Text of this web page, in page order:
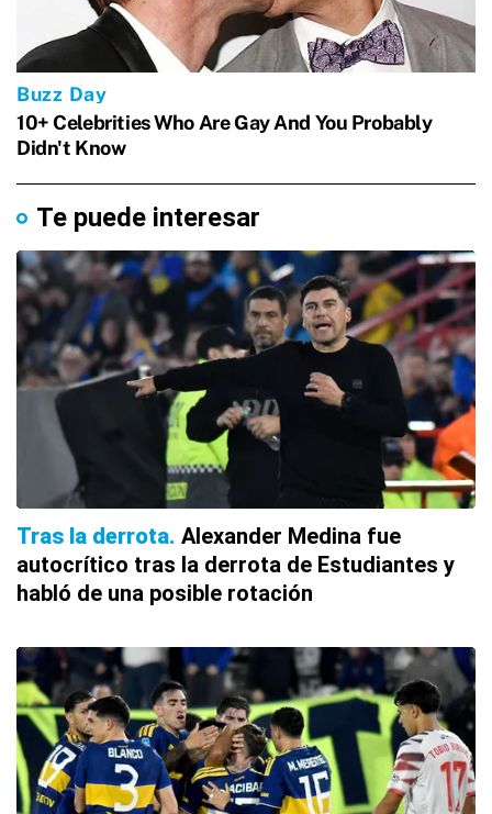
Te puede interesar
Tras la derrota Alexander Medina fue
autocrítico tras la derrota de Estudiantes y
habló de una posible rotación